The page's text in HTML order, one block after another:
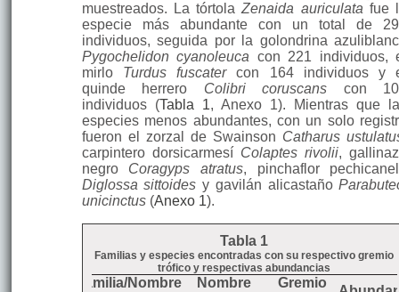
muestreados. La tórtolaZenaida auriculata fue
especie más abundante con un total de
individuos, seguida por la golondrina
Pygochelidon cyanoleuca con 221 individuos,
mirlo Turdus fuscatercon 164 individuos y
quinde herrero Colibri coruscans con
individuos (Tabla 1, Anexo 1). Mientras que
especies menos abundantes, con un solo
fueron el zorzal de Swainson Catharus
carpintero dorsicarmesí Colaptes rivolii,
negro Coragyps atratus, pinchaflor
Diglossa sittoides y gavilán alicastaño
unicinctus(Anexo 1).
Tabla 1
Familias y especies encontradas con su respectivo gremio
trófico y respectivas abundancias
Familia/Nombre
Nombre
Gremio